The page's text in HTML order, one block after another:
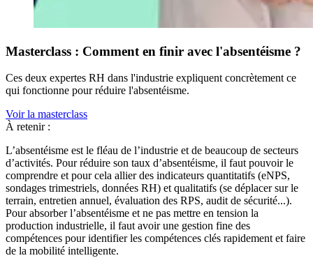
Masterclass : Comment en finir avec l'absentéisme ?
Ces deux expertes RH dans l'industrie expliquent concrètement ce
qui fonctionne pour réduire l'absentéisme.
Voir la masterclass
À retenir :
L’absentéisme est le fléau de l’industrie et de beaucoup de secteurs
d’activités. Pour réduire son taux d’absentéisme, il faut pouvoir le
comprendre et pour cela allier des indicateurs quantitatifs (eNPS,
sondages trimestriels, données RH) et qualitatifs (se déplacer sur le
terrain, entretien annuel, évaluation des RPS, audit de sécurité...).
Pour absorber l’absentéisme et ne pas mettre en tension la
production industrielle, il faut avoir une gestion fine des
compétences pour identifier les compétences clés rapidement et faire
de la mobilité intelligente.